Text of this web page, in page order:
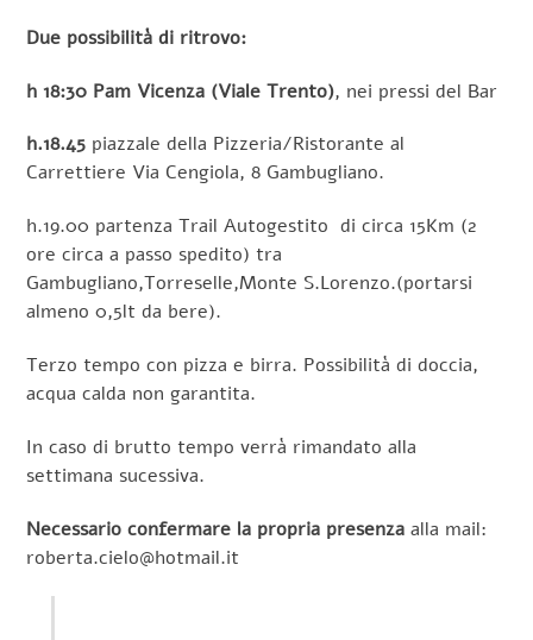
Due possibilità di ritrovo:
h 18:30 Pam Vicenza (Viale Trento), nei pressi del Bar
h.18.45 piazzale della Pizzeria/Ristorante al
Carrettiere Via Cengiola, 8 Gambugliano.
h.19.00 partenza Trail Autogestito di circa 15Km (2
ore circa a passo spedito) tra
Gambugliano,Torreselle,Monte S.Lorenzo.(portarsi
almeno 0,5lt da bere).
Terzo tempo con pizza e birra. Possibilità di doccia,
acqua calda non garantita.
In caso di brutto tempo verrà rimandato alla
settimana sucessiva.
Necessario confermare la propria presenza alla mail:
roberta.cielo@hotmail.it